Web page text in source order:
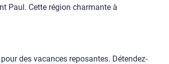
Paul. Cette région charmante à
des vacances reposantes. Détendez-